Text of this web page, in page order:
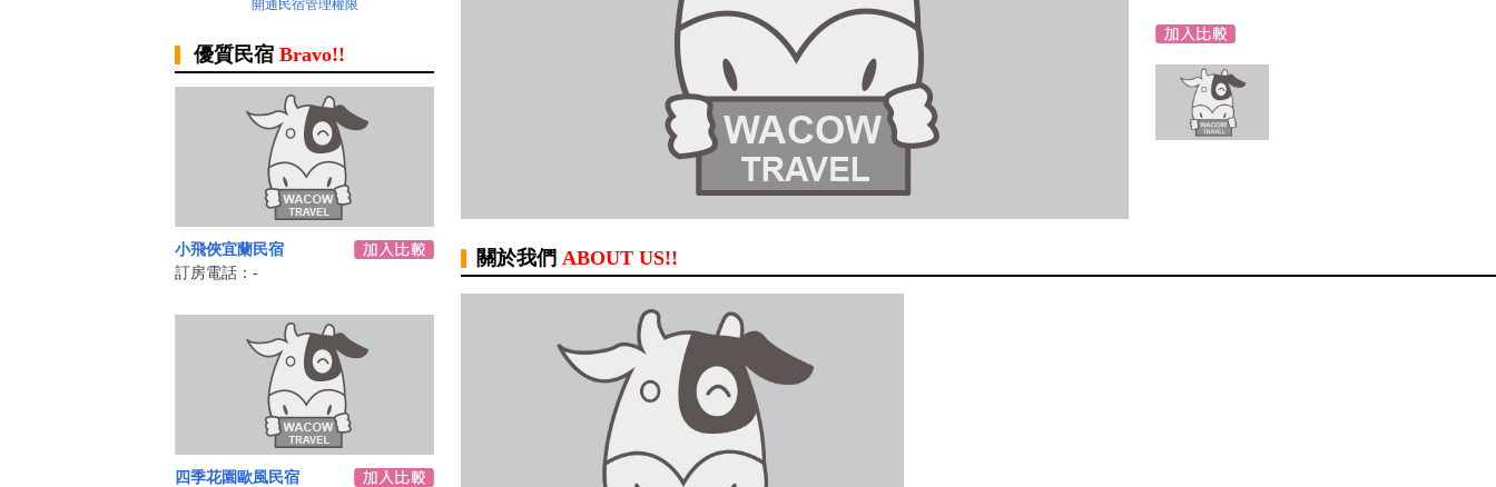
開通民宿管理權限
優質民宿 Bravo!!
小飛俠宜蘭民宿
訂房電話：-
四季花園歐風民宿
關於我們 ABOUT US!!